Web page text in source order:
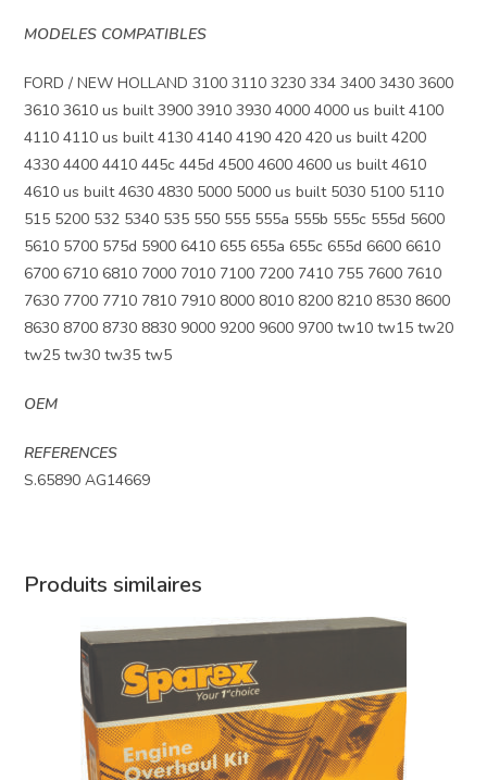
MODELES COMPATIBLES
FORD / NEW HOLLAND 3100 3110 3230 334 3400 3430 3600
3610 3610 us built 3900 3910 3930 4000 4000 us built 4100
4110 4110 us built 4130 4140 4190 420 420 us built 4200
4330 4400 4410 445c 445d 4500 4600 4600 us built 4610
4610 us built 4630 4830 5000 5000 us built 5030 5100 5110
515 5200 532 5340 535 550 555 555a 555b 555c 555d 5600
5610 5700 575d 5900 6410 655 655a 655c 655d 6600 6610
6700 6710 6810 7000 7010 7100 7200 7410 755 7600 7610
7630 7700 7710 7810 7910 8000 8010 8200 8210 8530 8600
8630 8700 8730 8830 9000 9200 9600 9700 tw10 tw15 tw20
tw25 tw30 tw35 tw5
OEM
REFERENCES
S.65890 AG14669
Produits similaires